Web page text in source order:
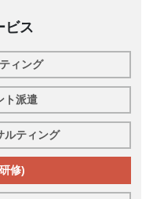
ビス
ィング
ト派遣
ルティング
修)